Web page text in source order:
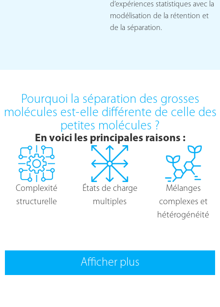
d’expériences statistiques avec la
modélisation de la rétention et
de la séparation.
Pourquoi la séparation des grosses
molécules est-elle différente de celle des
petites molécules ?
En voici les principales raisons :
Complexité
structurelle
États de charge
multiples
Mélanges
complexes et
hétérogénéité
Afficher plus